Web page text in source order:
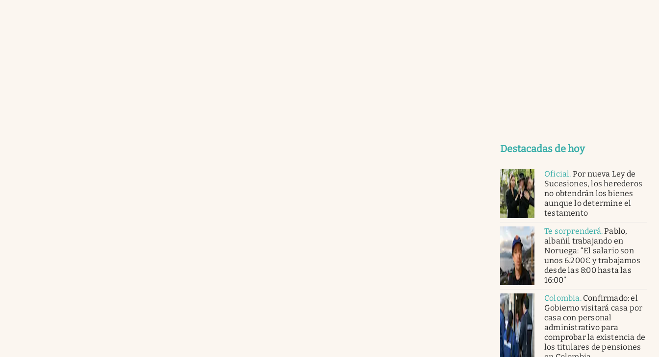
Destacadas de hoy
Oficial. Por nueva Ley de
Sucesiones, los herederos
no obtendrán los bienes
aunque lo determine el
testamento
Te sorprenderá.Pablo,
albañil trabajando en
Noruega: “El salario son
unos 6.200€ y trabajamos
desde las 8:00 hasta las
16:00”
Colombia. Confirmado: el
Gobierno visitará casa por
casa con personal
administrativo para
comprobar la existencia de
los titulares de pensiones